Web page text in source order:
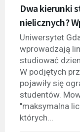
Dwa kierunki
nielicznych?
Uniwersytet
wprowadzają
studiować
W podjętych
pojawiły się
studentów.
"maksymalna
których...